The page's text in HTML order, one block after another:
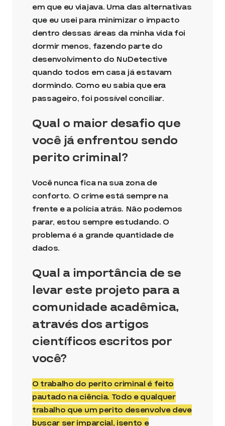
em que eu viajava. Uma das alternativas
que eu usei para minimizar o impacto
dentro dessas áreas da minha vida foi
dormir menos, fazendo parte do
desenvolvimento do NuDetective
quando todos em casa já estavam
dormindo. Como eu sabia que era
passageiro, foi possível conciliar.
Qual o maior desafio que
você já enfrentou sendo
perito criminal?
Você nunca fica na sua zona de
conforto. O crime está sempre na
frente e a polícia atrás. Não podemos
parar, estou sempre estudando. O
problema é a grande quantidade de
dados.
Qual a importância de se
levar este projeto para a
comunidade acadêmica,
através dos artigos
científicos escritos por
você?
O trabalho do perito criminal é feito
pautado na ciência. Todo e qualquer
trabalho que um perito desenvolve deve
buscar ser imparcial, isento e